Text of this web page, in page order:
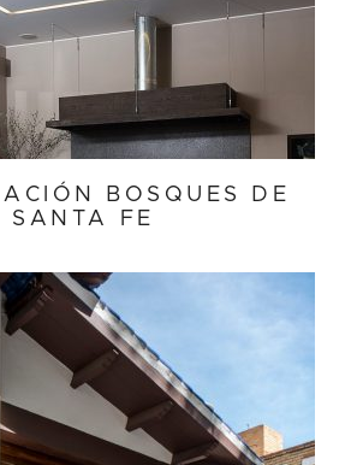
BOSQUES DE
SANTA FE